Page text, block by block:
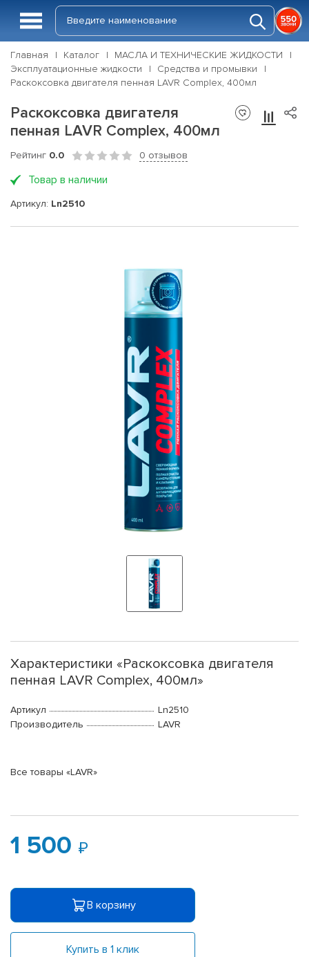
Главная Каталог
МАСЛА И ТЕХНИЧЕСКИЕ ЖИДКОСТИ
Эксплуатационные жидкости
Средства и промывки
Раскоксовка двигателя пенная LAVR Complex, 400мл
Раскоксовка двигателя
пенная LAVR Complex, 400мл
Рейтинг 0.0 0 отзывов
Товар в наличии
Артикул: Ln2510
Характеристики «Раскоксовка двигателя
пенная LAVR Complex, 400мл»
Артикул
Ln2510
Производитель
LAVR
Все товары «LAVR»
1 500
В корзину
Купить в 1 клик